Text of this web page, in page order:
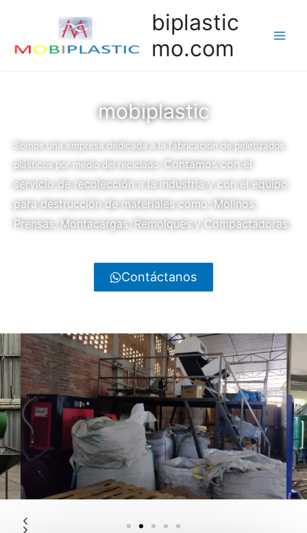
biplastic
mo.com
mobiplastic
Somos una empresa dedicada a la fabricación de peletizados
plásticos por medio del reciclado. Contamos con el
servicio de recolección a la industria y con el equipo
para destrucción de materiales como: Molinos,
Prensas, Montacargas, Remolques y Compactadoras.
Contáctanos